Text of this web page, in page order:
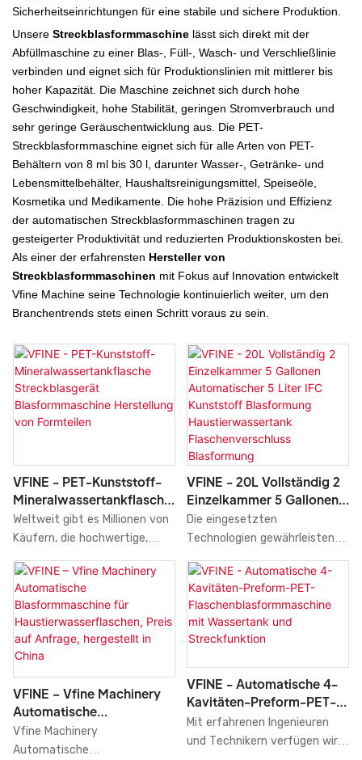
Sicherheitseinrichtungen für eine stabile und sichere Produktion.
Unsere Streckblasformmaschine lässt sich direkt mit der
Abfüllmaschine zu einer Blas-, Füll-, Wasch- und Verschließlinie
verbinden und eignet sich für Produktionslinien mit mittlerer bis
hoher Kapazität. Die Maschine zeichnet sich durch hohe
Geschwindigkeit, hohe Stabilität, geringen Stromverbrauch und
sehr geringe Geräuschentwicklung aus. Die PET-
Streckblasformmaschine eignet sich für alle Arten von PET-
Behältern von 8 ml bis 30 l, darunter Wasser-, Getränke- und
Lebensmittelbehälter, Haushaltsreinigungsmittel, Speiseöle,
Kosmetika und Medikamente. Die hohe Präzision und Effizienz
der automatischen Streckblasformmaschinen tragen zu
gesteigerter Produktivität und reduzierten Produktionskosten bei.
Als einer der erfahrensten Hersteller von
Streckblasformmaschinen mit Fokus auf Innovation entwickelt
Vfine Machine seine Technologie kontinuierlich weiter, um den
Branchentrends stets einen Schritt voraus zu sein.
VFINE - PET-Kunststoff-
Mineralwassertankflasche
Streckblasgerät
Blasformmaschine
Formteilen
Weltweit gibt es Millionen von
Käufern, die hochwertige,
Streckblasmaschinen für
Mineralwasserflaschen aus
Kunststoff für Haustiere mit
9000 Flaschen pro Stunde
kaufen möchten. VFINE hat
Anbieter zu finden, die ihnen
budgetgerechte Preise
anbieten. Wir bieten einfache
und bessere Möglichkeiten,
VFINE - 20L Vollständig 2
Einzelkammer 5 Gallonen
Automatischer 5 Liter IFC
Kunststoff Blasformung
Flaschenverschluss
Blasformung
Die eingesetzten
Technologien gewährleisten
Verhältnis für die
automatische 20-Liter-IFC-
Blasformmaschine (2
Einzelkavitäten, 5 Gallonen, 5
und Flaschenverschlüsse. Ihr
Anwendungsbereich ist breit
gefächert und deckt das
gesamte Feld der
Blasformmaschinen ab.
VFINE – Vfine Machinery
Automatische
Blasformmaschine Für
Haustierwasserflaschen,
Vfine Machinery
Automatische
VFINE - Automatische 4-
Kavitäten-Preform-PET-
Flaschenblasformmaschin
E Mit Wassertank Und
Mit erfahrenen Ingenieuren
und Technikern verfügen wir